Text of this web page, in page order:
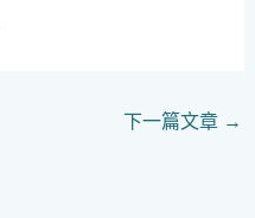
下一篇文章 →